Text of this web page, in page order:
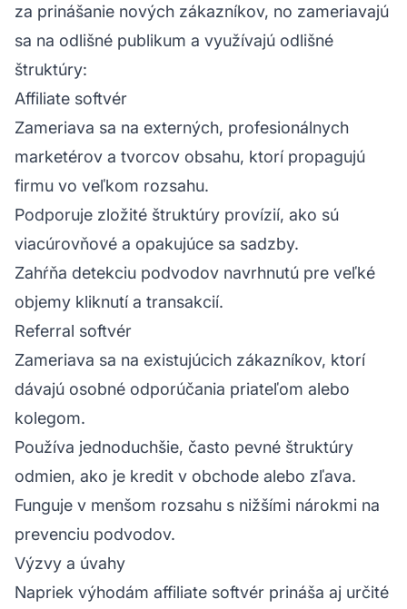
za prinášanie nových zákazníkov, no zameriavajú
sa na odlišné publikum a využívajú odlišné
štruktúry:
Affiliate softvér
Zameriava sa na externých, profesionálnych
marketérov a tvorcov obsahu, ktorí propagujú
firmu vo veľkom rozsahu.
Podporuje zložité štruktúry provízií, ako sú
viacúrovňové a opakujúce sa sadzby.
Zahŕňa detekciu podvodov navrhnutú pre veľké
objemy kliknutí a transakcií.
Referral softvér
Zameriava sa na existujúcich zákazníkov, ktorí
dávajú osobné odporúčania priateľom alebo
kolegom.
Používa jednoduchšie, často pevné štruktúry
odmien, ako je kredit v obchode alebo zľava.
Funguje v menšom rozsahu s nižšími nárokmi na
prevenciu podvodov.
Výzvy a úvahy
Napriek výhodám affiliate softvér prináša aj určité